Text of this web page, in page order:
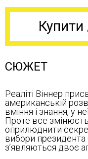
СЮЖЕТ
Реаліті Віннер
американській
вміння і знання, у
Проте все
оприлюднити
вибори президента
з’являються двоє